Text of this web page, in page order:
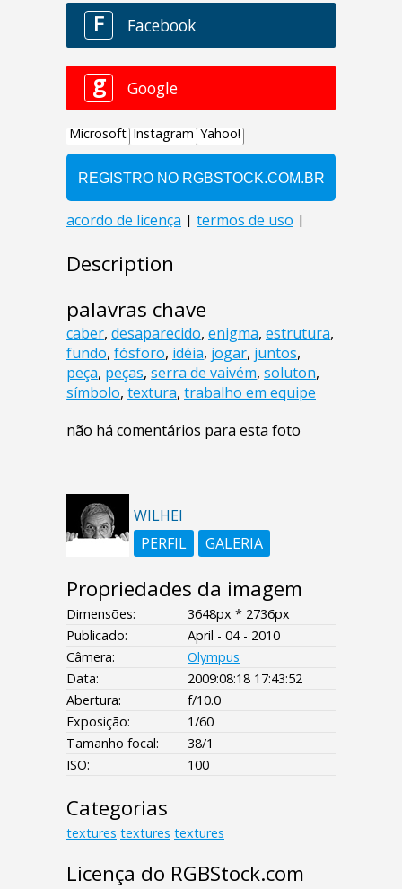
Description
palavras chave
caber, desaparecido, enigma, estrutura,
fundo, fósforo, idéia, jogar, juntos,
peça, peças, serra de vaivém, soluton,
símbolo, textura, trabalho em equipe
não há comentários para esta foto
WILHEI
PERFIL
GALERIA
Propriedades da imagem
Dimensões:
3648px * 2736px
Publicado:
April - 04 - 2010
Câmera:
Olympus
Data:
2009:08:18 17:43:52
Abertura:
f/10.0
Exposição:
1/60
Tamanho focal:
38/1
ISO:
100
Categorias
textures textures textures
Licença do RGBStock.com